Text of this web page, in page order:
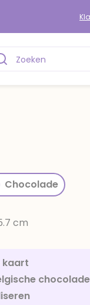
Chocolade
cm
kaart
chocolade